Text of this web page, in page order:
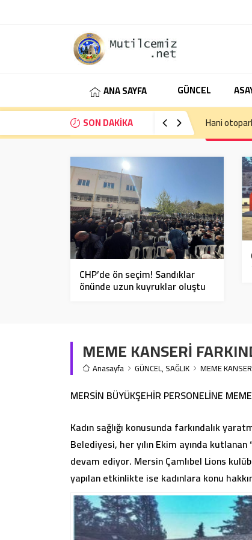
ANA SAYFA GÜNCEL
SON DAKİKA
Hani
CHP’de ön seçim! Sandıklar
önünde uzun kuyruklar oluştu
MEME KANSERİ
Anasayfa GÜNCEL, SAĞLIK MEME
MERSİN BÜYÜKŞEHİR PERSONELİNE
Kadın sağlığı konusunda farkındalık
Belediyesi, her yılın Ekim ayında
devam ediyor. Mersin Çamlıbel Lions
yapılan etkinlikte ise kadınlara konu